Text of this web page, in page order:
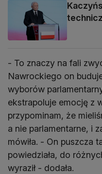
- To znaczy na fali
Nawrockiego on
wyborów
ekstrapoluje emocję z
przypominam, że
a nie parlamentarne, i
mówiła. - On puszcza
powiedziała, do
wyraził - dodała.